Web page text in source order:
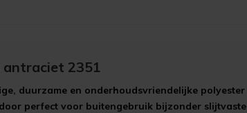
2351
duurzame en onderhoudsvriendelijke polyester
perfect voor buitengebruik bijzonder slijtvaste